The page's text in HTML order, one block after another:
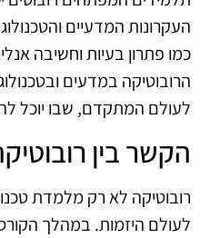
העקרונות המדעיים
כמו פתרון בעיות וחשיבה
הרובוטיקה במדעים
לעולם המתקדם, שבו יוכל
הקשר בין
רובוטיקה לא רק מלמדת
לעולם היזמות. במהלך